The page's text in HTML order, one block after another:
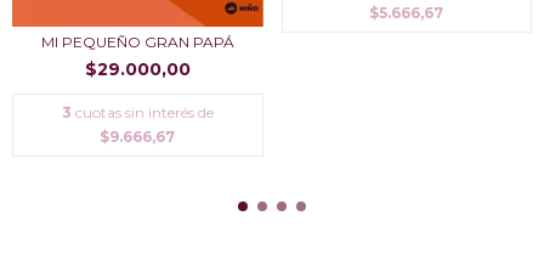
MI PEQUEÑO GRAN PAPÁ
$29.000,00
3 cuotas sin interés de
$9.666,67
$5.666,67